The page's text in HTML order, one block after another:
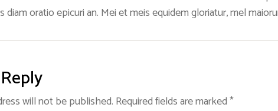
diam oratio epicuri an. Mei et meis equidem gloriatur, mel
will not be published. Required fields are marked*